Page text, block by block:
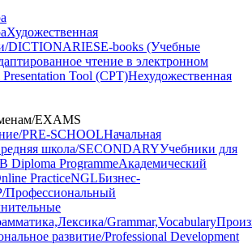
Художественная
DICTIONARIESE-books (Учебные
чтение в электронном
Presentation Tool (CPT)Нехудожественная
EXAMS
PRE-SCHOOLНачальная
школа/SECONDARYУчебники для
Diploma ProgrammeАкадемический
PracticeNGLБизнес-
Профессиональный
Grammar,Vocabulary
развитие/Professional Development